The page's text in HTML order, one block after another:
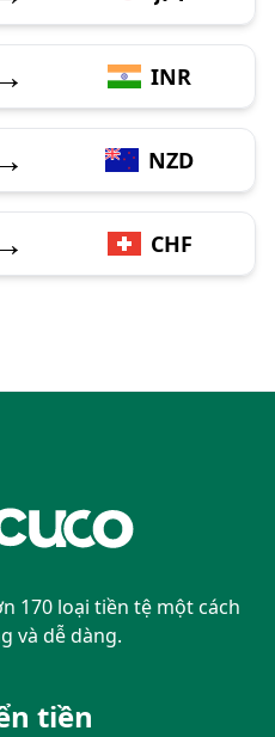
INR
NZD
CHF
170 loại tiền tệ một cách
và dễ dàng.
tiền